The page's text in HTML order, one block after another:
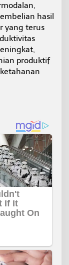
hasil
yang terus
produktif